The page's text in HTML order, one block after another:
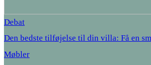
Debat
Den bedste tilføjelse til din villa: Få en
Møbler